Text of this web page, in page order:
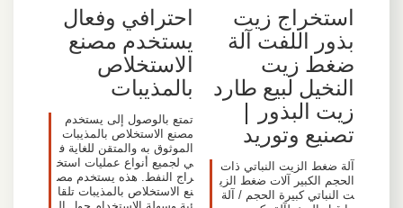
استخراج زيت
بذور اللفت آلة
ضغط زيت
النخيل لبيع طارد
زيت البذور |
تصنيع وتوريد
آلة ضغط الزيت النباتي ذات
الحجم الكبير آلات ضغط الزي
ت النباتي كبيرة الحجم / آلة
احترافي وفعال
يستخدم مصنع
الاستخلاص
بالمذيبات
تمتع بالوصول إلى يستخدم
مصنع الاستخلاص بالمذيبات
الموثوق به والمتقن للغاية ف
ي لجميع أنواع عمليات استخ
راج النفط. هذه يستخدم مص
نع الاستخلاص بالمذيبات تلقا